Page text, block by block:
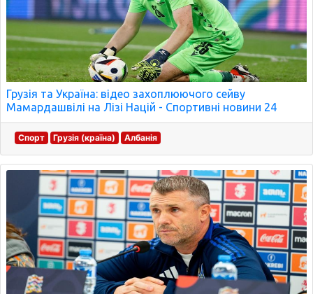
Грузія та Україна: відео захоплюючого сейву
Мамардашвілі на Лізі Націй - Спортивні новини 24
Спорт Грузія (країна) Албанія